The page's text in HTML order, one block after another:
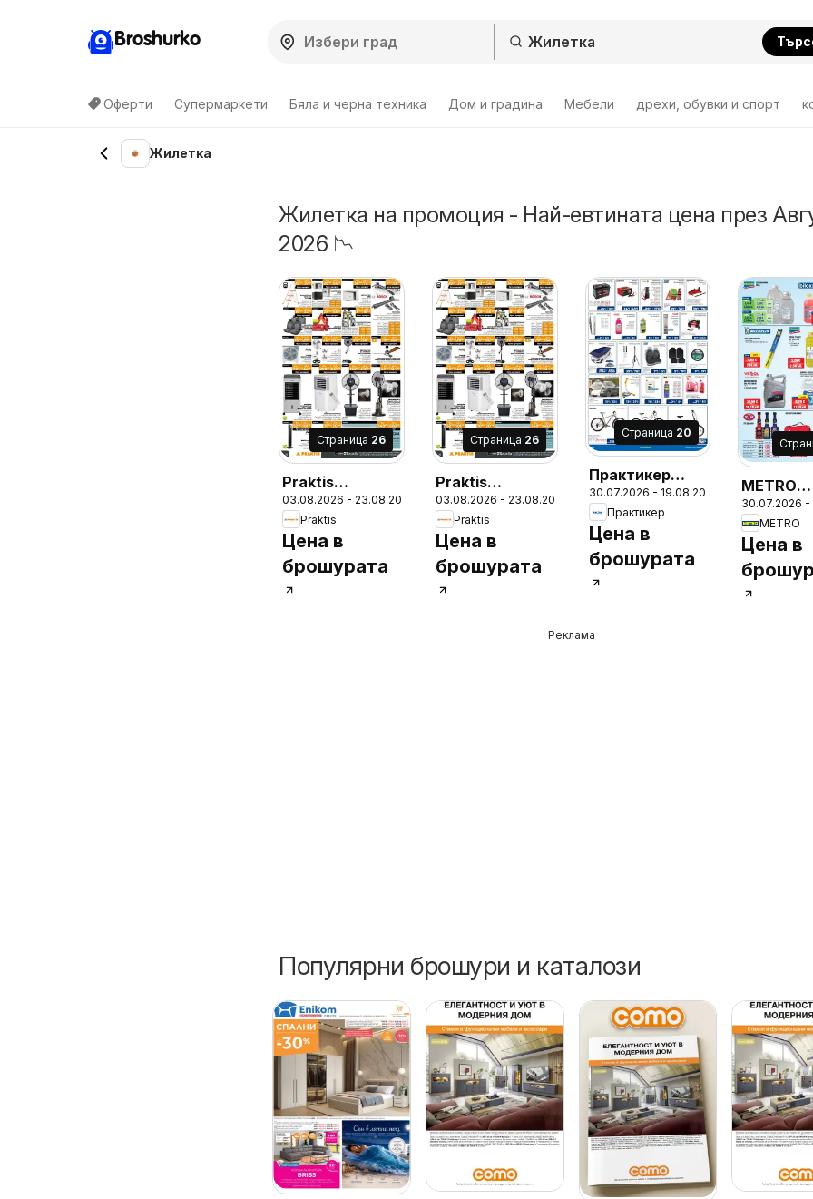
Broshurko
Оферти Супермаркети Бяла и черна техника Дом и градина Мебели дрехи, обувки и спорт
Жилетка
Жилетка на промоция - Най-евтината цена през
2026 📉
Cтраница 26
Praktis
брошура -
Неустоими
предложения
03.08.2026 - 23.08.2026
Praktis
Цена в
брошурата
Cтраница 26
Praktis
брошура
03.08.2026 - 23.08.2026
Praktis
Цена в
брошурата
Cтраница 20
Практикер
брошура
30.07.2026 - 19.08.2026
Практикер
Цена в
брошурата
METRO
брошура
стоки
30.07.2026 -
METRO
Цена в
Реклама
Популярни брошури и каталози